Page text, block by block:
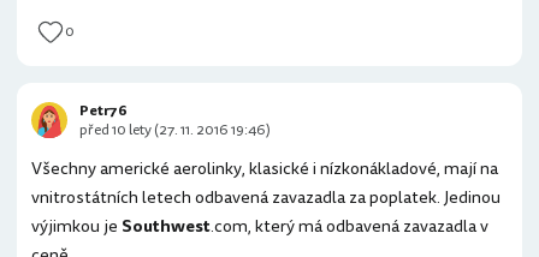
0
Všechny americké aerolinky, klasické i nízkonákladové, mají na
vnitrostátních letech odbavená zavazadla za poplatek. Jedinou
výjimkou je Southwest.com, který má odbavená zavazadla v
Petr76
před 10 lety (27. 11. 2016 19:46)